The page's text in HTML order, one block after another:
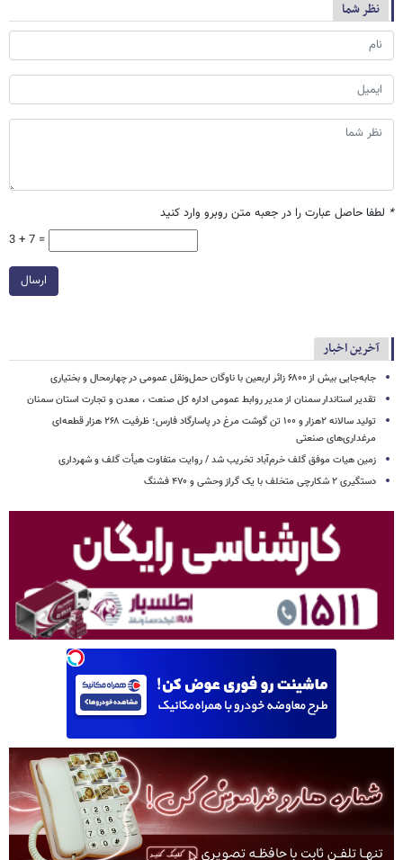
نظر شما
* لطفا حاصل عبارت را در جعبه متن روبرو وارد کنید
3 + 7 =
ارسال
آخرین اخبار
جابه‌جایی بیش از ۶۸۰۰ زائر اربعین با ناوگان حمل‌ونقل عمومی در چهارمحال و بختیاری
تقدیر استاندار سمنان از مدیر روابط عمومی اداره کل صنعت ، معدن و تجارت استان سمنان
تولید سالانه ۲هزار و ۱۰۰ تن گوشت مرغ در پاسارگاد فارس؛ ظرفیت ۲۶۸ هزار قطعه‌ای
مرغداری‌های صنعتی
زمین هیات موفق گلف خرم‌آباد تخریب شد / روایت متفاوت هیأت گلف و شهرداری
دستگیری ۲ شکارچی متخلف با یک گراز وحشی و ۴۷۰ فشنگ